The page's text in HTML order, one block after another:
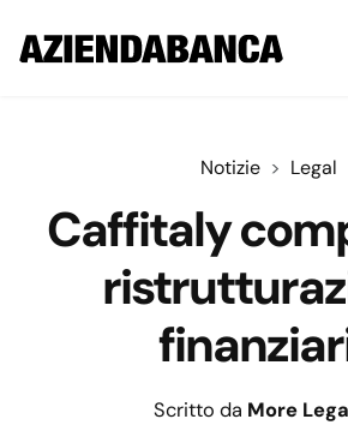
Notizie Legal
Caffitaly
Scritto da More